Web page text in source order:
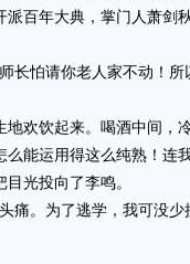
年大典，掌门人萧剑
怕请你老人家不动！所
饮起来。喝酒中间，
能运用得这么纯熟！连
光投向了李鸣。
。为了逃学，我可没少